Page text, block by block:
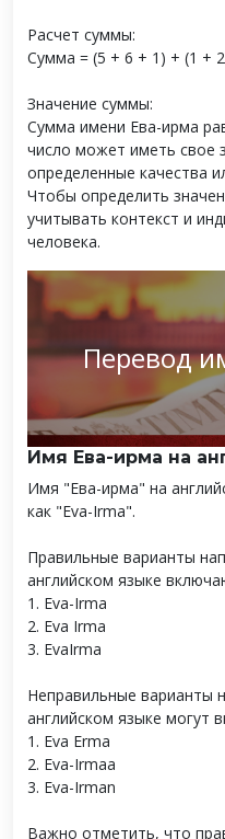
Расчет суммы:
Сумма = (5 + 6 + 1) + (1 +
Значение суммы:
Сумма имени Ева-ирма
число может иметь свое
определенные качества
Чтобы определить
учитывать контекст и
человека.
Перевод
Имя Ева-ирма на
Имя "Ева-ирма" на
как "Eva-Irma".
Правильные варианты
английском языке
1. Eva-Irma
2. Eva Irma
3. EvaIrma
Неправильные варианты
английском языке могут
1. Eva Erma
2. Eva-Irmaa
3. Eva-Irman
Важно отметить, что